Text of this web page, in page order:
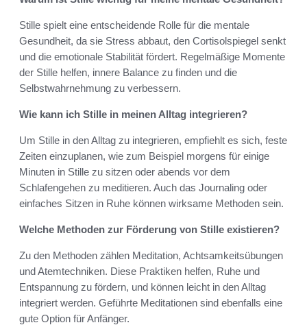
Stille spielt eine entscheidende Rolle für die mentale
Gesundheit, da sie Stress abbaut, den Cortisolspiegel senkt
und die emotionale Stabilität fördert. Regelmäßige Momente
der Stille helfen, innere Balance zu finden und die
Selbstwahrnehmung zu verbessern.
Wie kann ich Stille in meinen Alltag integrieren?
Um Stille in den Alltag zu integrieren, empfiehlt es sich, feste
Zeiten einzuplanen, wie zum Beispiel morgens für einige
Minuten in Stille zu sitzen oder abends vor dem
Schlafengehen zu meditieren. Auch das Journaling oder
einfaches Sitzen in Ruhe können wirksame Methoden sein.
Welche Methoden zur Förderung von Stille existieren?
Zu den Methoden zählen Meditation, Achtsamkeitsübungen
und Atemtechniken. Diese Praktiken helfen, Ruhe und
Entspannung zu fördern, und können leicht in den Alltag
integriert werden. Geführte Meditationen sind ebenfalls eine
gute Option für Anfänger.